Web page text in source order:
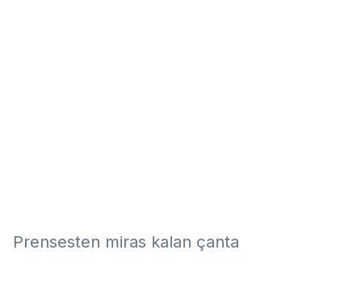
Prensesten miras kalan çanta